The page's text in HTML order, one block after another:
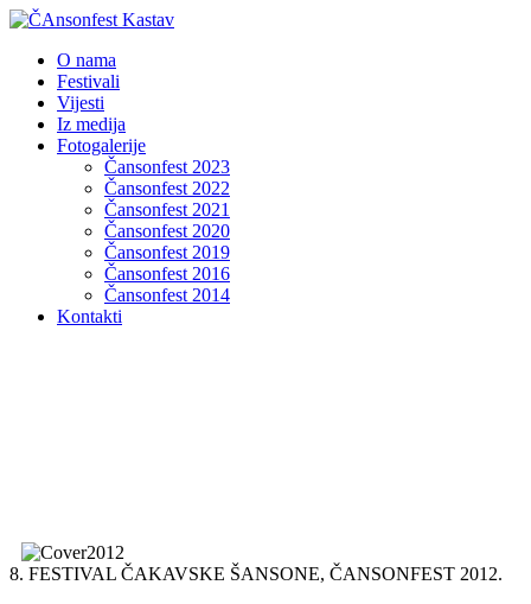
O nama
Festivali
Vijesti
Iz medija
Fotogalerije
Čansonfest 2023
Čansonfest 2022
Čansonfest 2021
Čansonfest 2020
Čansonfest 2019
Čansonfest 2016
Čansonfest 2014
Kontakti
8. FESTIVAL ČAKAVSKE ŠANSONE, ČANSONFEST 2012.